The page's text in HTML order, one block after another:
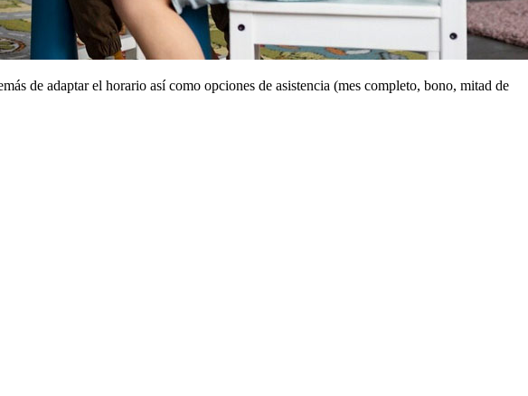
de adaptar el horario así como opciones de asistencia (mes completo, bono, mitad de